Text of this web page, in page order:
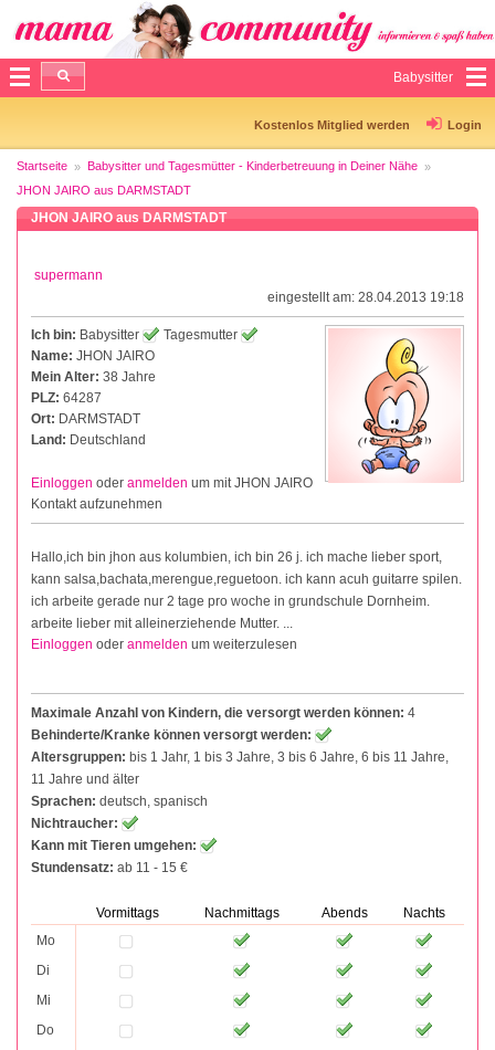
Babysitter
Kostenlos Mitglied werden Login
Startseite
Babysitter und Tagesmütter - Kinderbetreuung in Deiner Nähe
JHON JAIRO aus DARMSTADT
JHON JAIRO aus DARMSTADT
supermann
eingestellt am: 28.04.2013 19:18
Ich bin: Babysitter
Tagesmutter
Name: JHON JAIRO
Mein Alter: 38 Jahre
PLZ: 64287
Ort: DARMSTADT
Land: Deutschland
Einloggen oder anmelden um mit JHON JAIRO
Kontakt aufzunehmen
Hallo,ich bin jhon aus kolumbien, ich bin 26 j. ich mache lieber sport,
kann salsa,bachata,merengue,reguetoon. ich kann acuh guitarre spilen.
ich arbeite gerade nur 2 tage pro woche in grundschule Dornheim.
arbeite lieber mit alleinerziehende Mutter. ...
Einloggen oder anmelden um weiterzulesen
Maximale Anzahl von Kindern, die versorgt werden können: 4
Behinderte/Kranke können versorgt werden:
Altersgruppen: bis 1 Jahr, 1 bis 3 Jahre, 3 bis 6 Jahre, 6 bis 11 Jahre,
11 Jahre und älter
Sprachen: deutsch, spanisch
Nichtraucher:
Kann mit Tieren umgehen:
Stundensatz: ab 11 - 15 €
Vormittags Nachmittags Abends
Nachts
Mo
Di
Mi
Do